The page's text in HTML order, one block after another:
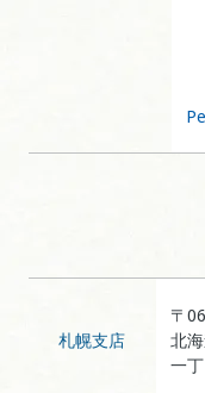
札幌支店
〒
北
一